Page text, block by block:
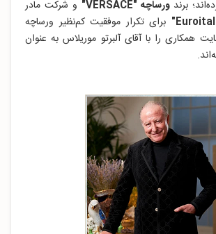
برندورساچه "VERSACE"
و شرکت مادر
برای تکرار موفقیت کم‌نظیر ورساچه
همکاری را با آقای آلبرتو موریلاس به عنوان